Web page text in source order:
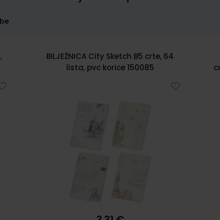
Bilježnica spiralna diktando 17x24
cm,tvrdi uvez, 120 listova, 70 gr papir